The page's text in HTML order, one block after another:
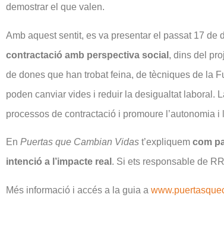
demostrar el que valen.
Amb aquest sentit, es va presentar el passat 17 de
contractació amb perspectiva social , dins del
de dones que han trobat feina, de tècniques de la
poden canviar vides i reduir la desigualtat laboral.
processos de contractació i promoure l’autonomia
En Puertas que Cambian Vidas t’expliquem com
intenció a l’impacte real . Si ets responsable de
Més informació i accés a la guia a